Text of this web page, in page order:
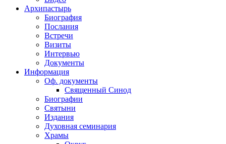
Архипастырь
Биография
Послания
Встречи
Визиты
Интервью
Документы
Информация
Оф. документы
Священный Синод
Биографии
Святыни
Издания
Духовная семинария
Храмы